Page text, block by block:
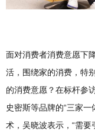
面对消费者消费意愿下
活，围绕家的消费，特
的消费意愿？在标杆参
史密斯等品牌的“三家
术，吴晓波表示，“需